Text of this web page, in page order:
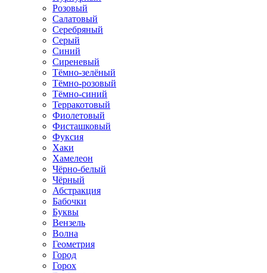
Розовый
Салатовый
Серебряный
Серый
Синий
Сиреневый
Тёмно-зелёный
Тёмно-розовый
Тёмно-синий
Терракотовый
Фиолетовый
Фисташковый
Фуксия
Хаки
Хамелеон
Чёрно-белый
Чёрный
Абстракция
Бабочки
Буквы
Вензель
Волна
Геометрия
Город
Горох